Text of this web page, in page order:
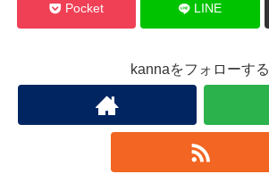
Pocket LINE
kannaをフォローする